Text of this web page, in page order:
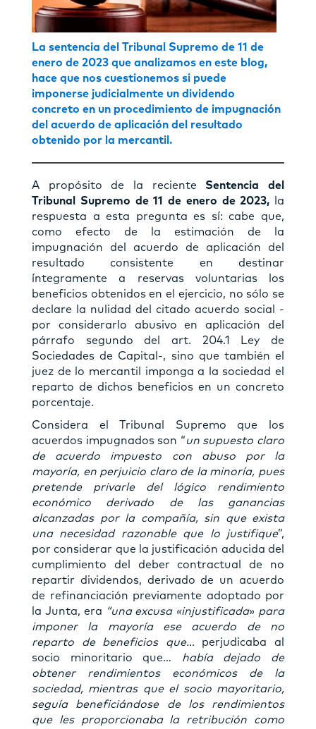
La sentencia del Tribunal Supremo de 11 de
enero de 2023 que analizamos en este blog,
hace que nos cuestionemos si puede
imponerse judicialmente un dividendo
concreto en un procedimiento de impugnación
del acuerdo de aplicación del resultado
obtenido por la mercantil.
A propósito de la reciente Sentencia del
Tribunal Supremo de 11 de enero de 2023, la
respuesta a esta pregunta es sí: cabe que,
como efecto de la estimación de la
impugnación del acuerdo de aplicación del
resultado consistente en destinar
íntegramente a reservas voluntarias los
beneficios obtenidos en el ejercicio, no sólo se
declare la nulidad del citado acuerdo social -
por considerarlo abusivo en aplicación del
párrafo segundo del art. 204.1 Ley de
Sociedades de Capital-, sino que también el
juez de lo mercantil imponga a la sociedad el
reparto de dichos beneficios en un concreto
porcentaje.
Considera el Tribunal Supremo que los
acuerdos impugnados son “un supuesto claro
de acuerdo impuesto con abuso por la
mayoría, en perjuicio claro de la minoría, pues
pretende privarle del lógico rendimiento
económico derivado de las ganancias
alcanzadas por la compañía, sin que exista
una necesidad razonable que lo justifique”,
por considerar que la justificación aducida del
cumplimiento del deber contractual de no
repartir dividendos, derivado de un acuerdo
de refinanciación previamente adoptado por
la Junta, era “una excusa «injustificada» para
imponer la mayoría ese acuerdo de no
reparto de beneficios que… perjudicaba al
socio minoritario que… había dejado de
obtener rendimientos económicos de la
sociedad, mientras que el socio mayoritario,
seguía beneficiándose de los rendimientos
que les proporcionaba la retribución como